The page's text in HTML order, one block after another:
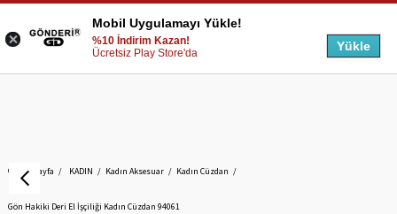
Anasayfa KADIN Kadın Aksesuar Kadın Cüzdan
Gön Hakiki Deri El İşçiliği Kadın Cüzdan 94061
Mobil Uygulamayı Yükle!
%10 İndirim Kazan!
Ücretsiz Play Store'da
Yükle